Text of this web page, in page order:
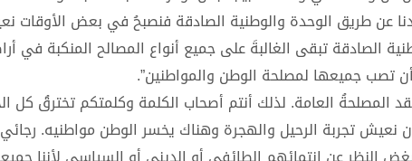
عن طريق الوحدة والوطنية الصادقة فنصبحُ في بعض الأوقات
الصادقة تبقى الغالبةَ على جميع أنواع المصالح المنكبة في
تصب جميعها لمصلحة الوطن والمواطنين”.
المصلحةُ العامة. لذلك أنتم أصحاب الكلمة وكلمتكم تخترقُ كل
تجربة الرحيل والهجرة وهناك يخسر الوطن مواطنيه.